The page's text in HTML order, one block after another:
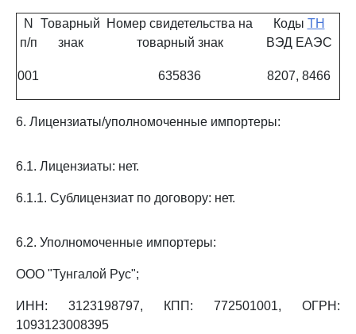
N
п/п
Товарный
знак
Номер свидетельства на
товарный знак
Коды ТН
ВЭД ЕАЭС
001 635836 8207, 8466
6. Лицензиаты/уполномоченные импортеры:
6.1. Лицензиаты: нет.
6.1.1. Сублицензиат по договору: нет.
6.2. Уполномоченные импортеры:
ООО "Тунгалой Рус";
ИНН: 3123198797, КПП: 772501001, ОГРН:
1093123008395